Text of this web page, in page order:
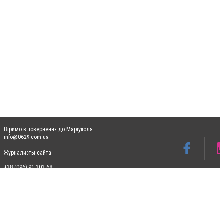
Віримо в повернення до Маріуполя
info@0629.com.ua
Журналисты сайта
+38 (096) 91 303 68